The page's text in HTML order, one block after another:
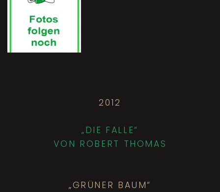
2012
„DIE FALLE“
VON ROBERT THOMAS
„GRÜNER BAUM“